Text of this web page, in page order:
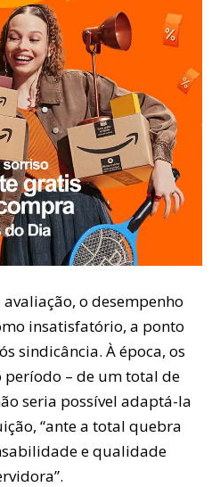
o desempenho
insatisfatório, a ponto
sindicância. À época, os
– de um total de
seria possível adaptá-la
“ante a total quebra
e qualidade